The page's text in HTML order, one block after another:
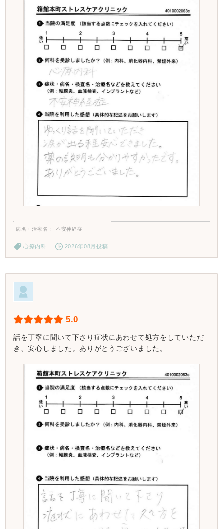
病名・治療名 不安神経症
心療内科 2026年08月投稿
5.0
話を丁寧に聞いて下さり症状にあわせて処方をしていただ
き、安心しました。ありがとうございました。